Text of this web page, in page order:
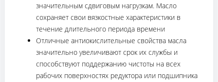
значительным сдвиговым нагрузкам. Масло
сохраняет свои вязкостные характеристики в
течение длительного периода времени
Отличные антиокислительные свойства масла
значительно увеличивают срок их службы и
способствуют поддержанию чистоты на всех
рабочих поверхностях редуктора или подшипника